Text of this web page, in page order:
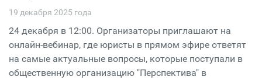
19 декабря 2025 года
24 декабря в 12:00. Организаторы приглашают на
онлайн-вебинар, где юристы в прямом эфире ответят
на самые актуальные вопросы, которые поступали в
общественную организацию "Перспектива" в